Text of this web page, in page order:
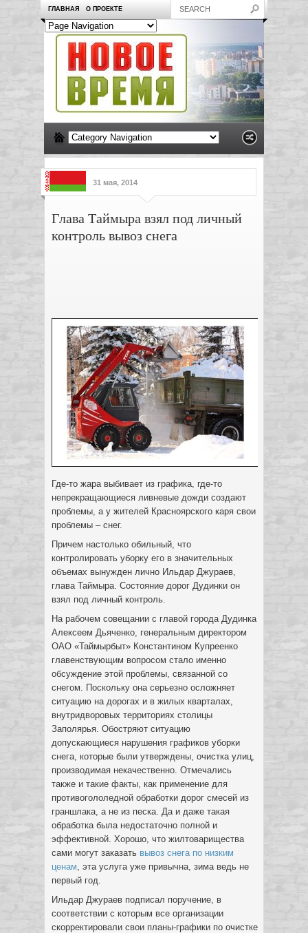
ГЛАВНАЯ О ПРОЕКТЕ
31 мая, 2014
Глава Таймыра взял под личный
контроль вывоз снега
Где-то жара выбивает из графика, где-то
непрекращающиеся ливневые дожди создают
проблемы, а у жителей Красноярского каря свои
проблемы – снег.
Причем настолько обильный, что
контролировать уборку его в значительных
объемах вынужден лично Ильдар Джураев,
глава Таймыра. Состояние дорог Дудинки он
взял под личный контроль.
На рабочем совещании с главой города Дудинка
Алексеем Дьяченко, генеральным директором
ОАО «Таймырбыт» Константином Купреенко
главенствующим вопросом стало именно
обсуждение этой проблемы, связанной со
снегом. Поскольку она серьезно осложняет
ситуацию на дорогах и в жилых кварталах,
внутридворовых территориях столицы
Заполярья. Обостряют ситуацию
допускающиеся нарушения графиков уборки
снега, которые были утверждены, очистка улиц,
производимая некачественно. Отмечались
также и такие факты, как применение для
противогололедной обработки дорог смесей из
граншлака, а не из песка. Да и даже такая
обработка была недостаточно полной и
эффективной. Хорошо, что жилтоварищества
сами могут заказать вывоз снега по низким
ценам, эта услуга уже привычна, зима ведь не
первый год.
Ильдар Джураев подписал поручение, в
соответствии с которым все организации
скорректировали свои планы-графики по очистке